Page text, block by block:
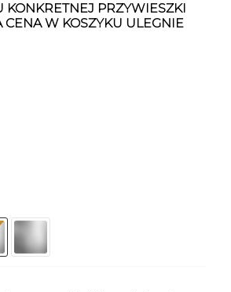
KONKRETNEJ PRZYWIESZKI
CENA W KOSZYKU ULEGNIE